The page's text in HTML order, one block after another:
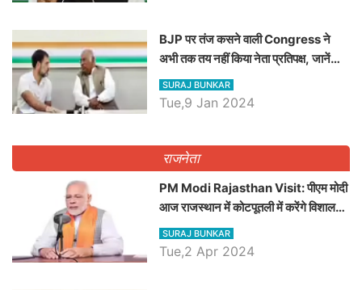
BJP पर तंज कसने वाली Congress ने
अभी तक तय नहीं किया नेता प्रतिपक्ष, जानें
कौन होगा दावेदार
SURAJ BUNKAR
Tue,9 Jan 2024
राजनेता
PM Modi Rajasthan Visit: पीएम मोदी
आज राजस्थान में कोटपूतली में करेंगे विशाल
रैली, एक सभा से 8 सीटों पर साधेगें निशाना
SURAJ BUNKAR
Tue,2 Apr 2024